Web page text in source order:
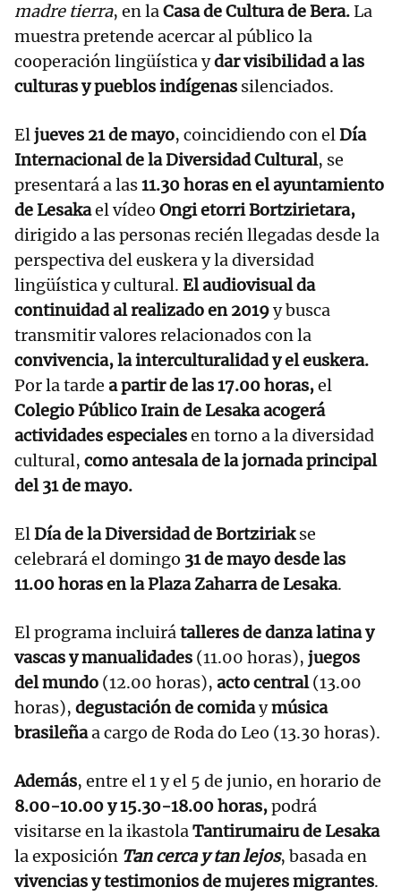
madre tierra, en laCasa de Cultura de Bera.La
muestra pretende acercar al público la
cooperación lingüística ydar visibilidad a las
culturas y pueblos indígenas silenciados.
Eljueves 21 de mayo, coincidiendo con elDía
Internacional de la Diversidad Cultural, se
presentará a las11.30 horas en el ayuntamiento
de Lesakael vídeo Ongi etorri Bortzirietara,
dirigido a las personas recién llegadas desde la
perspectiva del euskera y la diversidad
lingüística y cultural. El audiovisual da
continuidad al realizado en 2019y busca
transmitir valores relacionados con la
convivencia, la interculturalidad y el euskera.
Por la tarde a partir de las 17.00 horas,el
Colegio Público Irain de Lesaka acogerá
actividades especialesen torno a la diversidad
cultural, como antesala de la jornada principal
del 31 de mayo.
ElDía de la Diversidad de Bortziriakse
celebrará el domingo 31 de mayo desde las
11.00 horas en la Plaza Zaharra de Lesaka.
El programa incluirátalleres de danza latina y
vascas y manualidades (11.00 horas), juegos
del mundo (12.00 horas), acto central(13.00
horas), degustación de comidaymúsica
brasileñaa cargo de Roda do Leo (13.30 horas).
Además, entre el 1 y el 5 de junio, en horario de
8.00-10.00 y 15.30-18.00 horas,podrá
visitarse en la ikastolaTantirumairu de Lesaka
la exposición Tan cerca y tan lejos, basada en
vivencias y testimonios de mujeres migrantes.